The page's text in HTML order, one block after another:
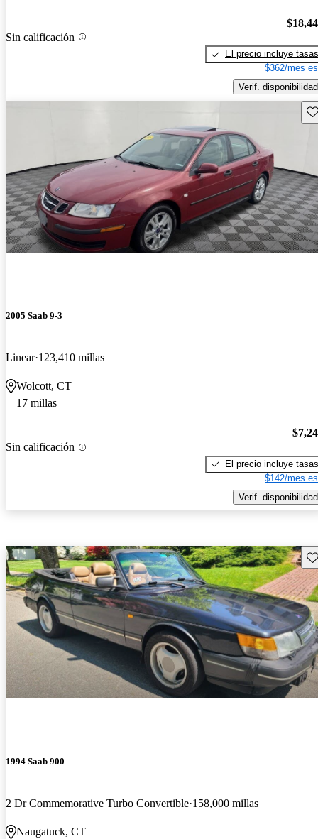
Sin calificación
El precio incluye tasas
$362/mes
Verif. disponibilidad
2005 Saab 9-3
Linear 123,410 millas
Wolcott, CT
17 millas
Sin calificación
El precio incluye tasas
$142/mes
Verif. disponibilidad
1994 Saab 900
2 Dr Commemorative Turbo Convertible 158,000 millas
Naugatuck, CT